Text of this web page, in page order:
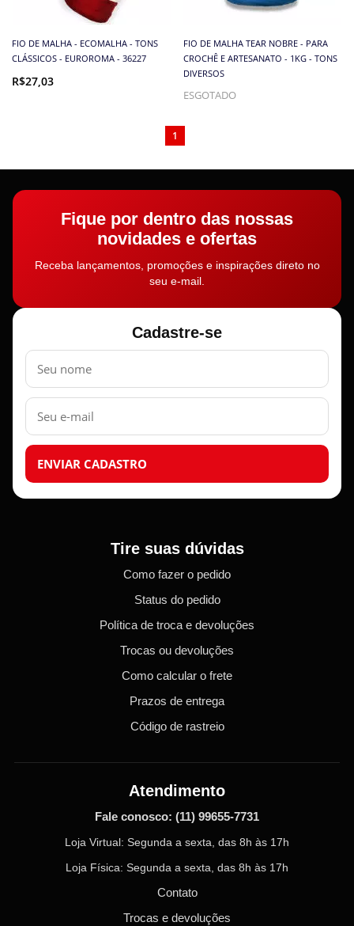
FIO DE MALHA - ECOMALHA - TONS
CLÁSSICOS - EUROROMA - 36227
R$27,03
FIO DE MALHA TEAR NOBRE - PARA
CROCHÊ E ARTESANATO - 1KG - TONS
DIVERSOS
ESGOTADO
1
Fique por dentro das nossas
novidades e ofertas
Receba lançamentos, promoções e inspirações direto no
seu e-mail.
Cadastre-se
Nome
E-
mail
ENVIAR CADASTRO
Tire suas dúvidas
Como fazer o pedido
Status do pedido
Política de troca e devoluções
Trocas ou devoluções
Como calcular o frete
Prazos de entrega
Código de rastreio
Atendimento
Fale conosco: (11) 99655-7731
Loja Virtual: Segunda a sexta, das 8h às 17h
Loja Física: Segunda a sexta, das 8h às 17h
Contato
Trocas e devoluções